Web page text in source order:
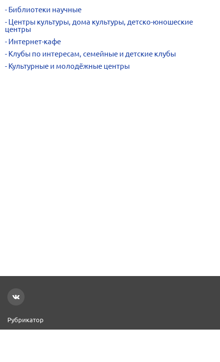
Библиотеки научные
Центры культуры, дома культуры, детско-юношеские
центры
Интернет-кафе
Клубы по интересам, семейные и детские клубы
Культурные и молодёжные центры
Рубрикатор